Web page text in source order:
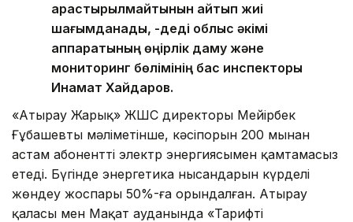
қарастырылмайтынын айтып жиі
шағымданады, -деді облыс әкімі
аппаратының өңірлік даму және
мониторинг бөлімінің бас инспекторы
Инамат Хайдаров.
«Атырау Жарық» ЖШС директоры Мейірбек
Ғұбашевтың мәліметінше, кәсіпорын 200 мыңнан
астам абонентті электр энергиясымен қамтамасыз
етеді. Бүгінде энергетика нысандарын күрделі
жөндеу жоспары 50%-ға орындалған. Атырау
қаласы мен Мақат ауданында «Тарифті